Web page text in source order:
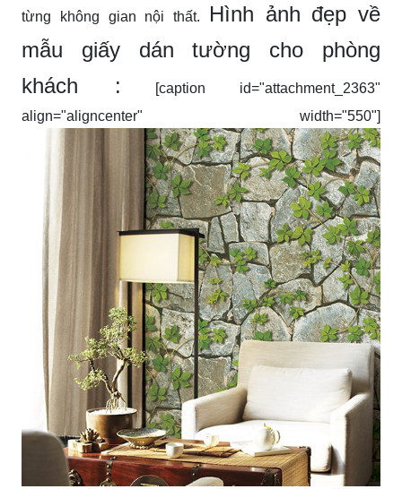
từng không gian nội thất.
Hình ảnh đẹp về
mẫu giấy dán tường cho phòng
khách :
[caption id="attachment_2363"
align="aligncenter" width="550"]